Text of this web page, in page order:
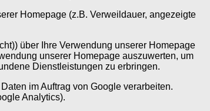
Homepage (z.B. Verweildauer, angezeigte
über Ihre Verwendung unserer Homepage
unserer Homepage auszuwerten, um
Dienstleistungen zu erbringen.
im Auftrag von Google verarbeiten.
Analytics).